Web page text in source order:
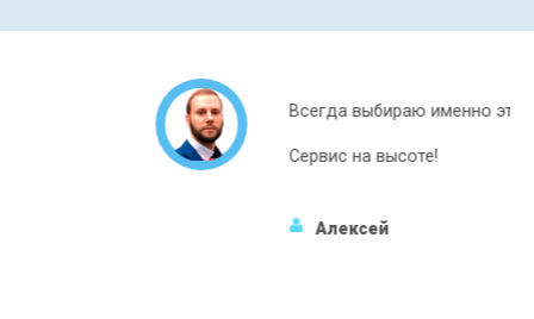
Всегда выбираю именно этот магазин.
Сервис на высоте!